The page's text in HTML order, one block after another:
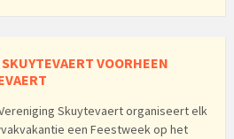
VOORHEEN
Skuytevaert organiseert elk
een Feestweek op het